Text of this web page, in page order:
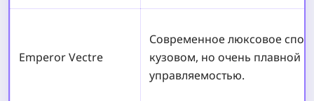
Emperor Vectre
Современное люксовое
кузовом, но очень плавной и
управляемостью.